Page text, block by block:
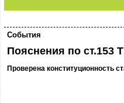
События
Пояснения по ст.153
Проверена конституционность